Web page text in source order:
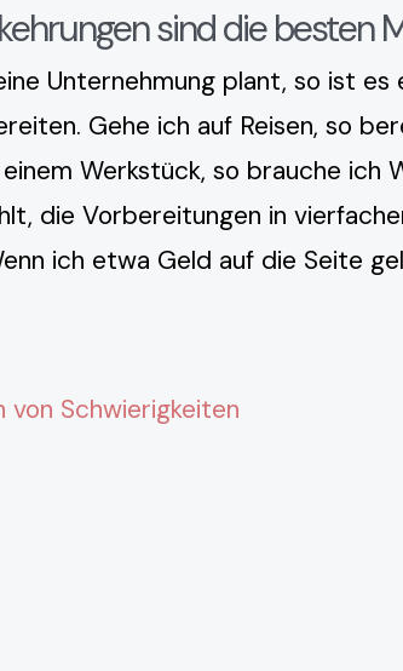
sind die besten
Unternehmung plant, so ist
Gehe ich auf Reisen, so
Werkstück, so brauche ich
die Vorbereitungen in
ich etwa Geld auf die Seite
von Schwierigkeiten